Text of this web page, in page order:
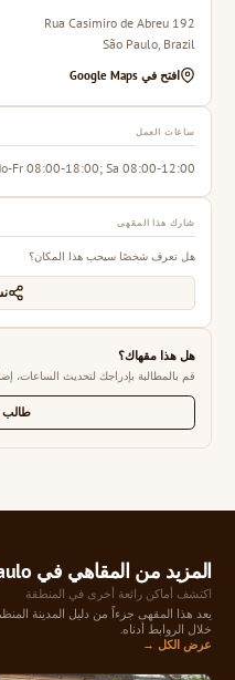
192 Rua Casimiro de Abreu
São Paulo, Brazil
افتح في Google Maps
ساعات العمل
Fr 08:00-18:00; Sa 08:00-12:00
شارك هذا المقهى
هل تعرف شخصًا سيحب هذا المكان؟
هل هذا مقهاك؟
قم بالمطالبة بإدراجك لتحديث الساعات،
طالب
المزيد من المقاهي في São Paulo
اكتشف أماكن رائعة أخرى في المنطقة
يعد هذا المقهى جزءاً من دليل المدينة
خلال الروابط أدناه.
عرض الكل →